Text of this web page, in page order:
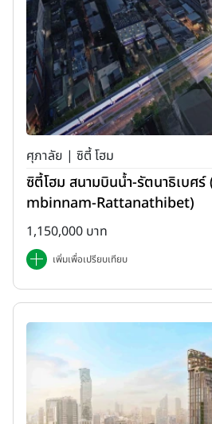
ศุภาลัย | ซิตี้ โฮม
ซิตี้โฮม สนามบินน้ำ-รัตนาธิเบศ
mbinnam-Rattanathibet)
1,150,000 บาท
เพิ่มเพื่อเปรียบเทียบ